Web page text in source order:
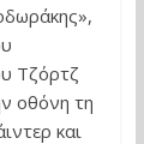
Τζόρτζ
οθόνη τη
και